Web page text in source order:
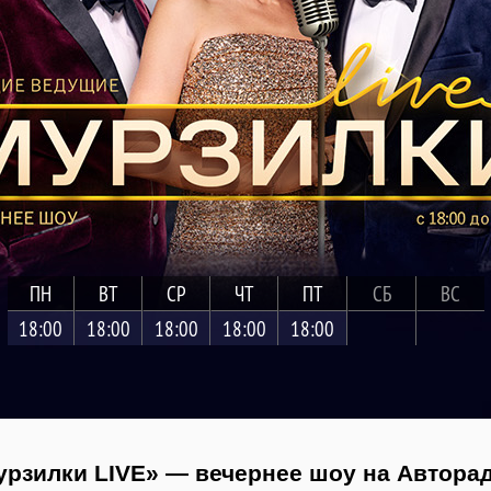
ПН ВТ СР ЧТ ПТ СБ
ВС
18:00
18:00 18:00 18:00 18:00
LIVE» — вечернее шоу на